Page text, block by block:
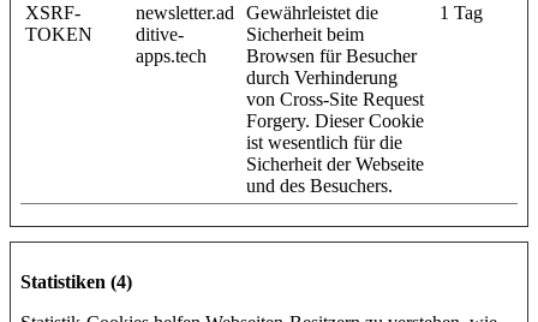
XSRF-
TOKEN
newsletter.ad
ditive-
apps.tech
Gewährleistet die
Sicherheit beim
Browsen für Besucher
durch Verhinderung
von Cross-Site Request
Forgery. Dieser Cookie
ist wesentlich für die
Sicherheit der Webseite
und des Besuchers.
1 Tag
Statistiken (4)